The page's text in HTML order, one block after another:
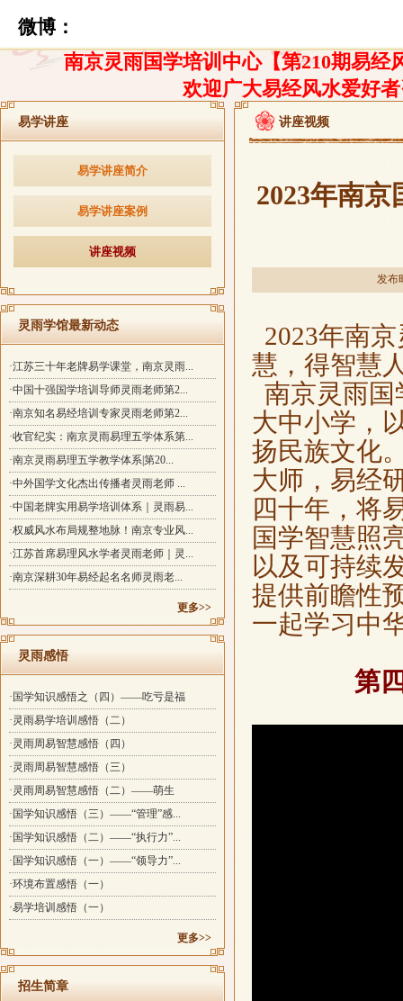
微博：
南京灵雨国学培训中心【第210期易经
欢迎广大易经风水爱好
易学讲座
易学讲座简介
易学讲座案例
讲座视频
灵雨学馆最新动态
·江苏三十年老牌易学课堂，南京灵雨...
·中国十强国学培训导师灵雨老师第2...
·南京知名易经培训专家灵雨老师第2...
·收官纪实：南京灵雨易理五学体系第...
·南京灵雨易理五学教学体系|第20...
·中外国学文化杰出传播者灵雨老师 ...
·中国老牌实用易学培训体系｜灵雨易...
·权威风水布局规整地脉！南京专业风...
·江苏首席易理风水学者灵雨老师｜灵...
·南京深耕30年易经起名名师灵雨老...
更多>>
灵雨感悟
·国学知识感悟之（四）——吃亏是福
·灵雨易学培训感悟（二）
·灵雨周易智慧感悟（四）
·灵雨周易智慧感悟（三）
·灵雨周易智慧感悟（二）——萌生
·国学知识感悟（三）——“管理”感...
·国学知识感悟（二）——“执行力”...
·国学知识感悟（一）——“领导力”...
·环境布置感悟（一）
·易学培训感悟（一）
更多>>
招生简章
讲座视频
2023年南
发布
2023年南
慧，得智慧
南京灵雨
大中小学，
扬民族文化
大师，易经
四十年，将
国学智慧照
以及可持续
提供前瞻性
一起学习中
第